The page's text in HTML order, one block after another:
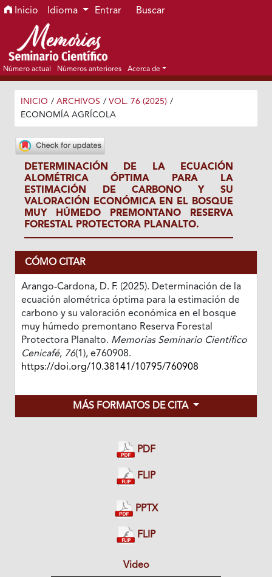
Ir al menú de navegación principal
Ir al contenido principal
Ir al pie de página del sitio
Inicio Idioma Entrar Buscar
Número actual Números anteriores Acerca de
INICIO / ARCHIVOS / VOL. 76 (2025) /
ECONOMÍA AGRÍCOLA
DETERMINACIÓN DE LA ECUACIÓN
ALOMÉTRICA ÓPTIMA PARA LA
ESTIMACIÓN DE CARBONO Y SU
VALORACIÓN ECONÓMICA EN EL BOSQUE
MUY HÚMEDO PREMONTANO RESERVA
FORESTAL PROTECTORA PLANALTO.
CÓMO CITAR
Arango-Cardona, D. F. (2025). Determinación de la
ecuación alométrica óptima para la estimación de
carbono y su valoración económica en el bosque
muy húmedo premontano Reserva Forestal
Protectora Planalto. Memorias Seminario Científico
Cenicafé, 76(1), e760908.
https://doi.org/10.38141/10795/760908
MÁS FORMATOS DE CITA
PDF
FLIP
PPTX
FLIP
Video